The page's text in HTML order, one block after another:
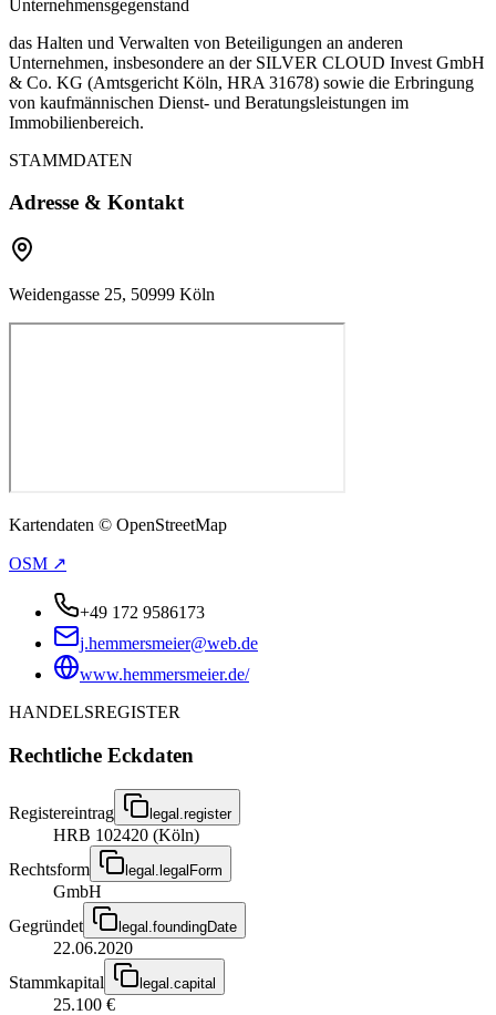
Unternehmensgegenstand
das Halten und Verwalten von Beteiligungen an anderen
Unternehmen, insbesondere an der SILVER CLOUD Invest GmbH
& Co. KG (Amtsgericht Köln, HRA 31678) sowie die Erbringung
von kaufmännischen Dienst- und Beratungsleistungen im
Immobilienbereich.
STAMMDATEN
Adresse & Kontakt
Weidengasse 25, 50999 Köln
Kartendaten © OpenStreetMap
OSM ↗
+49 172 9586173
j.hemmersmeier@web.de
www.hemmersmeier.de/
HANDELSREGISTER
Rechtliche Eckdaten
Registereintrag legal.register
HRB 102420 (Köln)
Rechtsform
legal.legalForm
GmbH
Gegründet
legal.foundingDate
22.06.2020
Stammkapital
legal.capital
25.100 €